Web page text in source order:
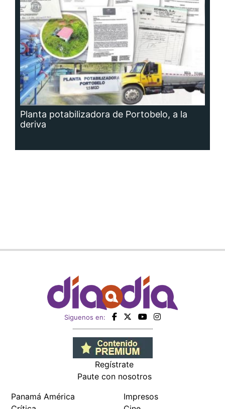
Planta potabilizadora de Portobelo, a la
deriva
Siguenos en:
Regístrate
Paute con nosotros
Panamá América
Impresos